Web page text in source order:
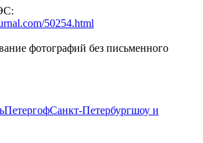
50254.html
фотографий без письменного
ПетергофСанкт-Петербургшоу и